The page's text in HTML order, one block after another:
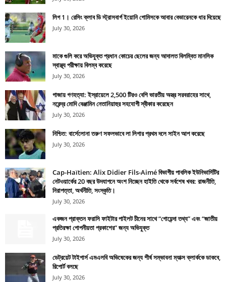
লিগ 1। রেসিং ক্লাব ডি স্ট্রাসবার্গ ইয়োনি গোমিসকে আবার বেভারেনকে ধার দিয়েছে
July 30, 2026
মাকে গুলি করে অভিযুক্ত প্রধান কোচের ছেলের জন্য আদালত বিলম্বিত মানসিক
স্বাস্থ্য পরীক্ষায় বিলম্ব করেছে
July 30, 2026
গাজায় গণহত্যা: ইস্রায়েলে 2,500 টিরও বেশি ভারতীয় অস্ত্র সরবরাহের সাথে,
নরেন্দ্র মোদি বেঞ্জামিন নেতানিয়াহুর সহযোগী স্বীকার করেছেন
July 30, 2026
নিশ্চিত: বার্সেলোনা তরুণ সফলভাবে লা লিগার প্রথম দলে সাইন আপ করেছে
July 30, 2026
Cap-Haïtien: Alix Didier Fils-Aimé বিভাগীয় পাবলিক ইউনিভার্সিটির
নেটওয়ার্কের 20 বছর উদযাপনে অংশ নিচ্ছেন হাইতি থেকে সর্বশেষ খবর: রাজনীতি,
নিরাপত্তা, অর্থনীতি, সংস্কৃতি।
July 30, 2026
একজন প্রাক্তন ফরাসি ফাইটার পাইলট চীনের সাথে “গোয়েন্দা তথ্য” এবং “জাতীয়
প্রতিরক্ষা গোপনীয়তা প্রকাশের” জন্য অভিযুক্ত
July 30, 2026
ডেট্রয়েট টাইগার্স এমএলবি অভিষেকের জন্য শীর্ষ সম্ভাবনা ম্যাক্স ক্লার্ককে ডাকবে,
রিপোর্ট বলছে
July 30, 2026